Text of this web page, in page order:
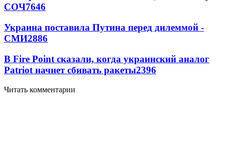
СОЧ7646
Украина поставила Путина перед дилеммой -
СМИ2886
В Fire Point сказали, когда украинский аналог
Patriot начнет сбивать ракеты2396
Читать комментарии